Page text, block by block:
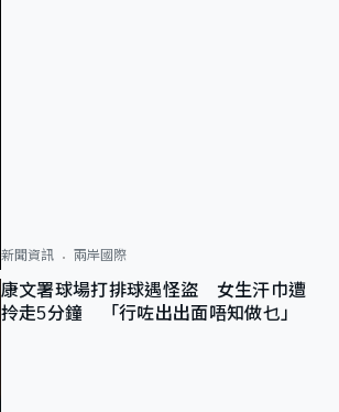
新聞資訊 兩岸國際
康文署球場打排球遇怪盜 女生汗巾遭
拎走5分鐘 「行咗出出面唔知做乜」